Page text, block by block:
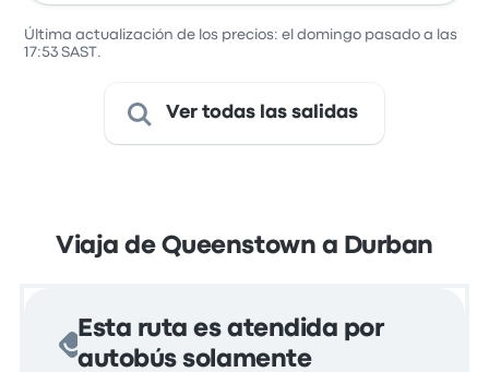
Última actualización de los precios: el domingo pasado a las
17:53 SAST.
Ver todas las salidas
Viaja de Queenstown a Durban
Esta ruta es atendida por
autobús solamente